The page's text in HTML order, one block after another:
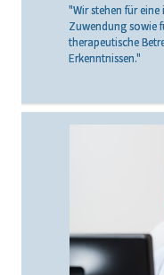
"Wir stehen für
Zuwendung sowie
therapeutische
Erkenntnissen."